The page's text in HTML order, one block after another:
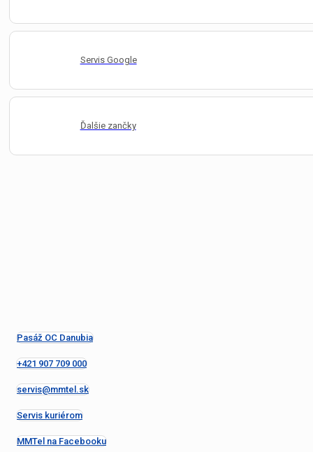
Servis Google
Ďalšie zančky
Pasáž OC Danubia
+421 907 709 000
servis@mmtel.sk
Servis kuriérom
MMTel na Facebooku